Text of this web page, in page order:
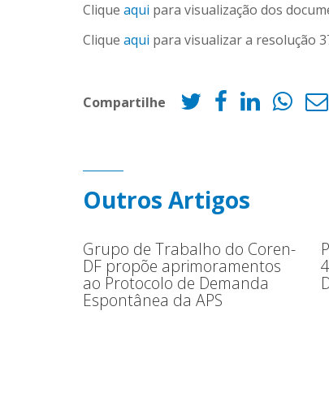
Clique aqui para visualização dos
Clique aqui para visualizar a resolução
Compartilhe
Outros Artigos
Grupo de Trabalho do Coren-
DF propõe aprimoramentos
ao Protocolo de Demanda
Espontânea da APS